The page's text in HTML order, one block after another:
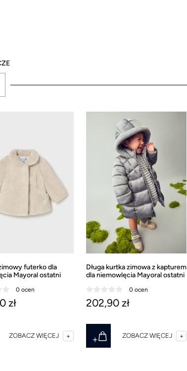
futerko dla
Mayoral ostatni
0 ocen
zł
ZOBACZ WIĘCEJ
Długa kurtka zimowa z kapturem
dla niemowlęcia Mayoral ostatni
0 ocen
202,90 zł
ZOBACZ WIĘCEJ